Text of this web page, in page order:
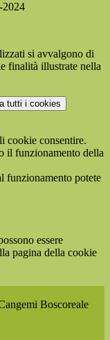
2024
si avvalgono di
finalità illustrate nella
tutti i cookies
cookie consentire.
il funzionamento della
funzionamento potete
essere
pagina della cookie
Boscoreale